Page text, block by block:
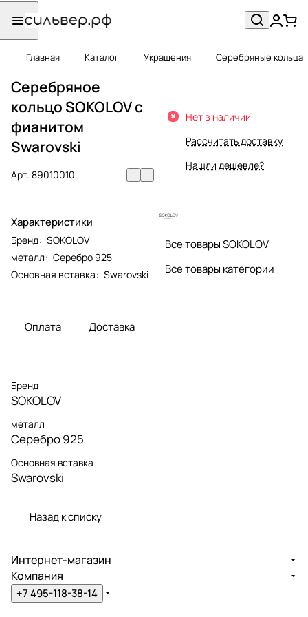
Главная Каталог Украшения Серебряные кольца
Серебряное
кольцо SOKOLOV с
фианитом
Swarovski
Арт. 89010010
Характеристики
Бренд: SOKOLOV
металл: Серебро 925
Основная вставка: Swarovski
Нет в наличии
Рассчитать доставку
Нашли дешевле?
Все товары SOKOLOV
Все товары категории
Оплата Доставка
Бренд
SOKOLOV
металл
Серебро 925
Основная вставка
Swarovski
Назад к списку
Интернет-магазин
Компания
+7 495-118-38-14